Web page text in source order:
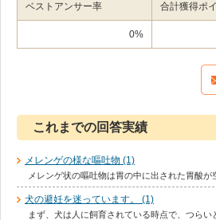
ベストアンサー率 合計獲得ポ
0%
これまでの回答実績
メレンゲの様な嘔吐物 (1)
メレンゲ状の嘔吐物は胃の中に出された胃酸
犬の避妊を迷っています。 (1)
まず、犬は人に飼育されている時点で、つら